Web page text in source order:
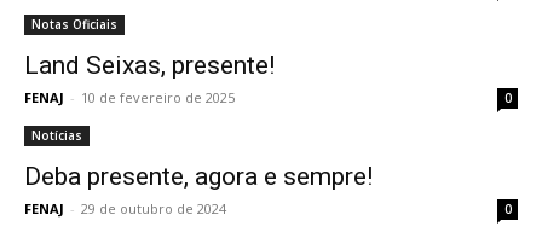
Notas Oficiais
Land Seixas, presente!
FENAJ - 10 de fevereiro de 2025 0
Notícias
Deba presente, agora e sempre!
FENAJ - 29 de outubro de 2024 0